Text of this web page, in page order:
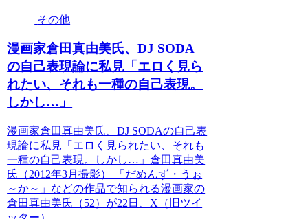
その他
漫画家倉田真由美氏、DJ SODA
の自己表現論に私見「エロく見ら
れたい、それも一種の自己表現。
しかし…」
漫画家倉田真由美氏、DJ SODAの自己表
現論に私見「エロく見られたい、それも
一種の自己表現。しかし…」倉田真由美
氏（2012年3月撮影） 「だめんず・うぉ
～か～」などの作品で知られる漫画家の
倉田真由美氏（52）が22日、X（旧ツイ